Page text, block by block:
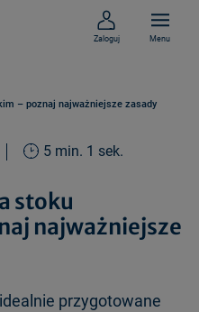
Zaloguj Menu
– poznaj najważniejsze zasady
5 min. 1 sek.
stoku
najważniejsze
przygotowane